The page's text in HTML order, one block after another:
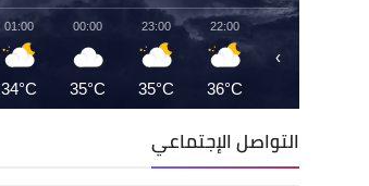
22:00
36°C
23:00
35°C
00:00
35°C
01:00
34°C
›
التواصل الإجتماعي